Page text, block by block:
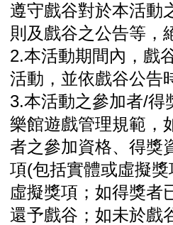
遵守戲谷對於本活動
則及戲谷之公告等，
2.本活動期間內，戲
活動，並依戲谷公告
3.本活動之參加者/得
樂館遊戲管理規範，
者之參加資格、得獎
項(包括實體或虛擬
虛擬獎項；如得獎者
還予戲谷；如未於戲